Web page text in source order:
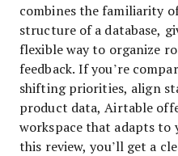
combines the familiarity
structure of a database,
flexible way to organize
feedback. If you’re
shifting priorities, align
product data, Airtable
workspace that adapts to
this review, you’ll get a